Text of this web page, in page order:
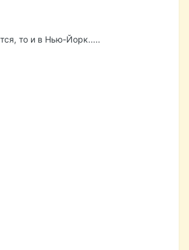
то и в Нью-Йорк.....